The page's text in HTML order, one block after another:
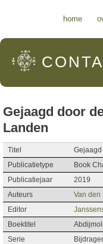
home
Gejaagd door
Landen
Titel
Publicatietype
Book
Publicatiejaar
2019
Auteurs
Van den
Editor
Boektitel
Serie